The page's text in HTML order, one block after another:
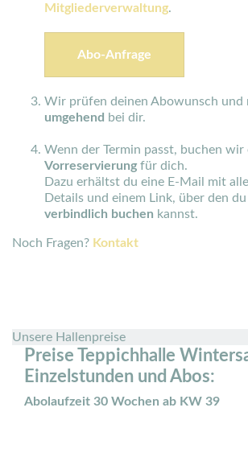
Mitgliederverwaltung.
Abo-Anfrage
Wir prüfen deinen Abowunsch und
umgehend bei dir.
Wenn der Termin passt, buchen wir
Vorreservierung für dich.
Dazu erhältst du eine E-Mail mit
Details und einem Link, über den
verbindlich buchen kannst.
Noch Fragen? Kontakt
Unsere Hallenpreise
Preise Teppichhalle
Einzelstunden und Abos:
Abolaufzeit 30 Wochen ab KW 39